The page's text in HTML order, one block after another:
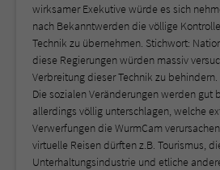
wirksamer Exekutive würde es sich
nach Bekanntwerden die völlige
Technik zu übernehmen. Stichwort:
diese Regierungen würden massiv
Verbreitung dieser Technik zu behindern.
Die sozialen Veränderungen werden gut
allerdings völlig unterschlagen, welche
Verwerfungen die WurmCam
virtuelle Reisen dürften z.B. Tourismus,
Unterhaltungsindustrie und etliche